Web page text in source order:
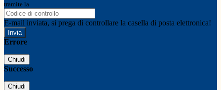
tramite la
E-mail inviata, si prega di controllare la casella di posta elettronica!
Errore
Chiudi
Successo
Chiudi